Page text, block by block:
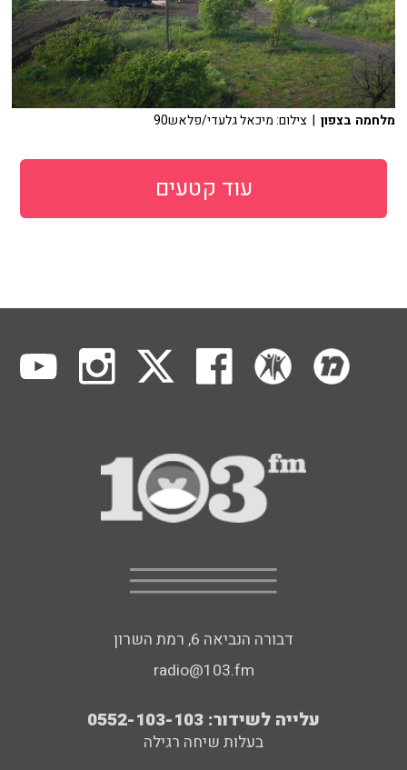
מלחמה בצפון | צילום: מיכאל גלעדי/פלאש90
עוד קטעים
דבורה הנביאה 6, רמת השרון
radio@103.fm
עלייה לשידור: 0552-103-103
בעלות שיחה רגילה